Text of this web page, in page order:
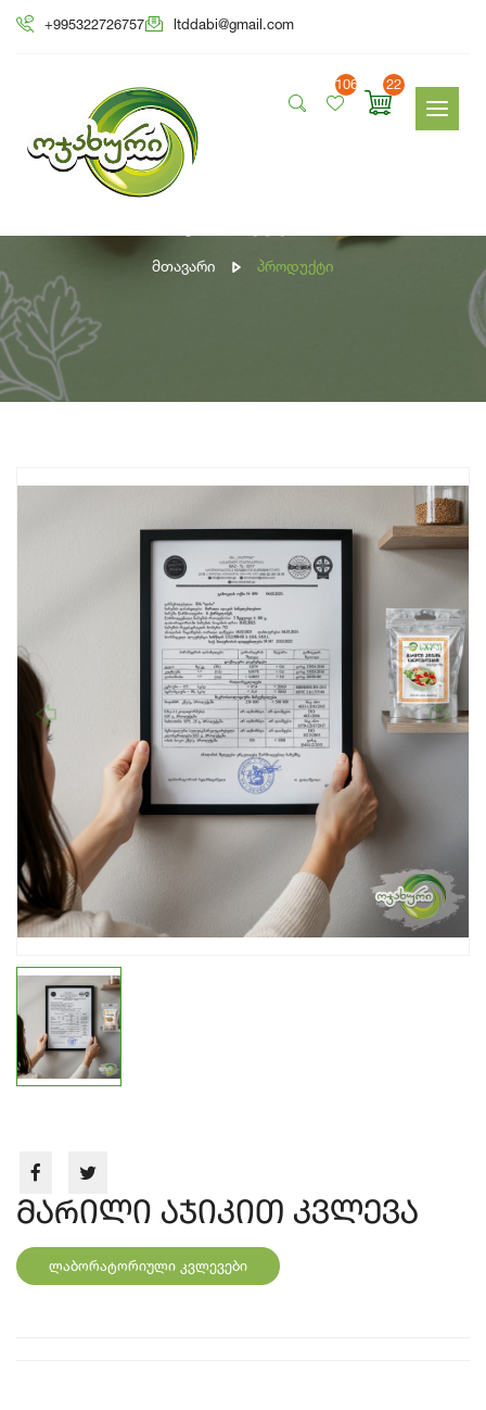
+995322726757 ltddabi@gmail.com
106 22
პროდუქტი
Მთავარი Პროდუქტი
მარილი აჯიკით კვლევა
ლაბორატორიული კვლევები